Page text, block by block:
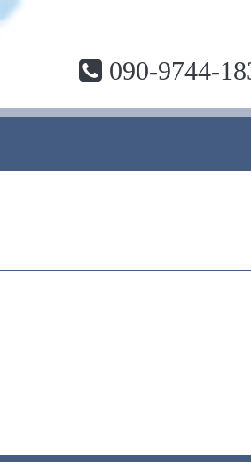
090-9744-